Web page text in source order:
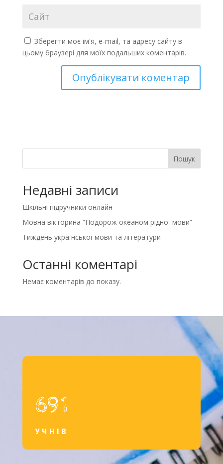
Зберегти моє ім'я, e-mail, та адресу сайту в
цьому браузері для моїх подальших коментарів.
Пошук
Недавні записи
Шкільні підручники онлайн
Мовна вікторина “Подорож океаном рідної мови”
Тиждень української мови та літератури
Останні коментарі
Немає коментарів до показу.
691
УЧНІВ